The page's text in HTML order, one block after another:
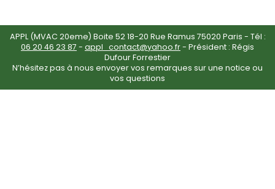
APPL (MVAC 20eme) Boite 52 18-20 Rue Ramus 75020 Paris - Tél :
06 20 46 23 87 - appl_contact@yahoo.fr- Président : Régis
Dufour Forrestier
N’hésitez pas à nous envoyer vos remarques sur une notice ou
vos questions